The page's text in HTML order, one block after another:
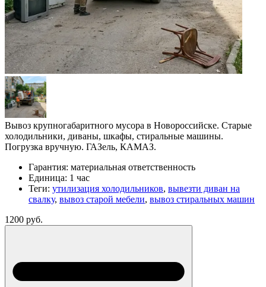
Вывоз крупногабаритного мусора в Новороссийске. Старые
холодильники, диваны, шкафы, стиральные машины.
Погрузка вручную. ГАЗель, КАМАЗ.
Гарантия: материальная ответственность
Единица: 1 час
Теги: утилизация холодильников, вывезти диван на
свалку, вывоз старой мебели, вывоз стиральных машин
1200 руб.